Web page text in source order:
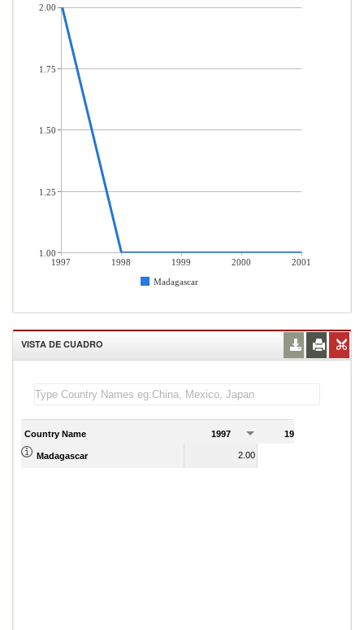
1997 1998 1999 2000
2001
Madagascar
2.00
1.75
1.50
1.25
1.00
VISTA DE CUADRO
Country Name 1997 1998
Madagascar 2.00